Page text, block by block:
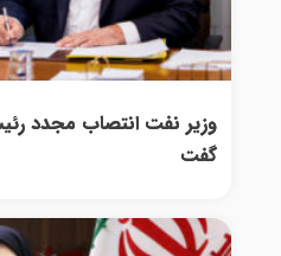
وزیر نفت انتصاب مجدد
گفت